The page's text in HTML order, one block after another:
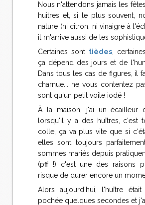
Nous n'attendons jamais les
huîtres et, si le plus souvent,
nature (ni citron, ni vinaigre à
il m'arrive aussi de les
Certaines sont tièdes,
ça dépend des jours et de
Dans tous les cas de figures, il
charnue... ne vous contentez
sont qu'un petit voile iodé !
À la maison, j'ai un écailleur
lorsqu'il y a des huîtres, c'est
colle, ça va plus vite que si
elles sont toujours
sommes mariés depuis
(pff !) c'est une des raisons
risque de durer encore un
Alors aujourd'hui, l'huître
pochée quelques secondes et